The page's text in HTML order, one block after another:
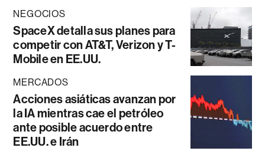
NEGOCIOS
SpaceX detalla sus planes para
competir con AT&T, Verizon y T-
Mobile en EE.UU.
MERCADOS
Acciones asiáticas avanzan por
la IA mientras cae el petróleo
ante posible acuerdo entre
EE.UU. e Irán